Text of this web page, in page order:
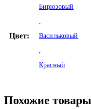
Цвет:
Бирюзовый
Васильковый
Красный
Похожие товары